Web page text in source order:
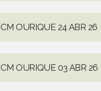
CM OURIQUE 24 ABR 26
CM OURIQUE 03 ABR 26